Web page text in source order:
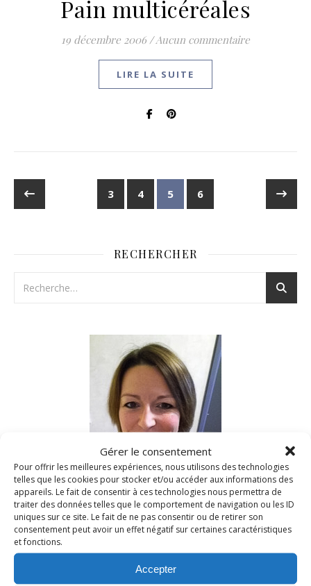
Gérer le consentement
Pour offrir les meilleures expériences, nous utilisons des technologies
telles que les cookies pour stocker et/ou accéder aux informations des
appareils. Le fait de consentir à ces technologies nous permettra de
traiter des données telles que le comportement de navigation ou les ID
uniques sur ce site. Le fait de ne pas consentir ou de retirer son
consentement peut avoir un effet négatif sur certaines caractéristiques
et fonctions.
Accepter
Pain multicéréales
19 décembre 2006 /Aucun commentaire
LIRE LA SUITE
3 4 5 6
RECHERCHER
Nad c’est moi!
Depuis 2006, je vous reçois dans ma cuisine et partage
N’hésitez pas à me laisser un petit commentaire